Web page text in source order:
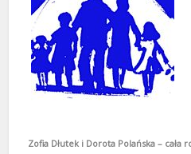
Zofia Dłutek i Dorota Polańska – cała